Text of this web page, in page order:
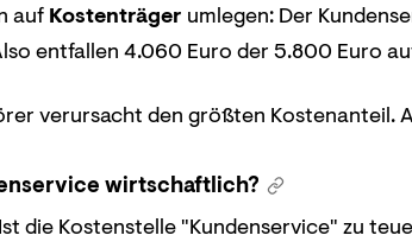
auf Kostenträger umlegen: Der
entfallen 4.060 Euro der 5.800 Euro
verursacht den größten Kostenanteil.
wirtschaftlich?
die Kostenstelle "Kundenservice" zu